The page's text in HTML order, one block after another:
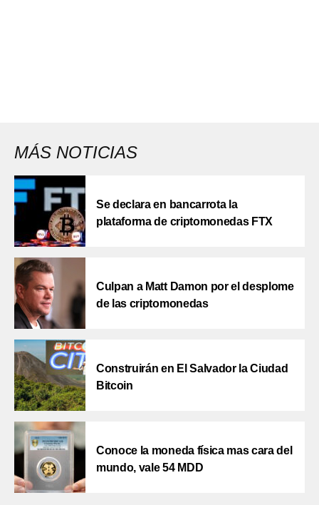
MÁS NOTICIAS
Se declara en bancarrota la
plataforma de criptomonedas FTX
Culpan a Matt Damon por el desplome
de las criptomonedas
Construirán en El Salvador la Ciudad
Bitcoin
Conoce la moneda física mas cara del
mundo, vale 54 MDD